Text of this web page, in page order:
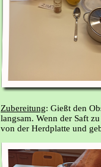
Zubereitung: Gießt den
langsam. Wenn der Saft
von der Herdplatte und